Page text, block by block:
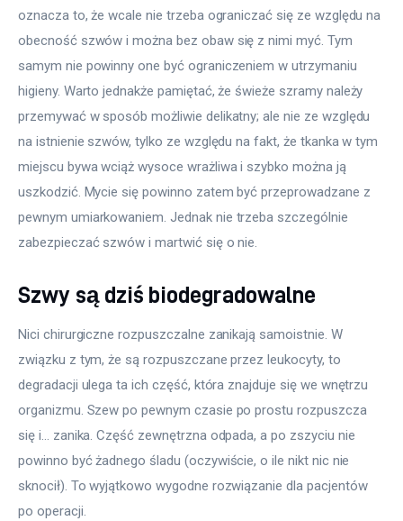
oznacza to, że wcale nie trzeba ograniczać się ze względu na
obecność szwów i można bez obaw się z nimi myć. Tym
samym nie powinny one być ograniczeniem w utrzymaniu
higieny. Warto jednakże pamiętać, że świeże szramy należy
przemywać w sposób możliwie delikatny; ale nie ze względu
na istnienie szwów, tylko ze względu na fakt, że tkanka w tym
miejscu bywa wciąż wysoce wrażliwa i szybko można ją
uszkodzić. Mycie się powinno zatem być przeprowadzane z
pewnym umiarkowaniem. Jednak nie trzeba szczególnie
zabezpieczać szwów i martwić się o nie.
Szwy są dziś biodegradowalne
Nici chirurgiczne rozpuszczalne zanikają samoistnie. W
związku z tym, że są rozpuszczane przez leukocyty, to
degradacji ulega ta ich część, która znajduje się we wnętrzu
organizmu. Szew po pewnym czasie po prostu rozpuszcza
się i… zanika. Część zewnętrzna odpada, a po zszyciu nie
powinno być żadnego śladu (oczywiście, o ile nikt nic nie
sknocił). To wyjątkowo wygodne rozwiązanie dla pacjentów
po operacji.